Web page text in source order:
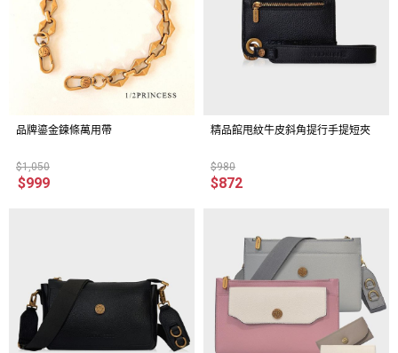
品牌鎏金鍊條萬用帶
$1,050
$999
精品館甩紋牛皮斜角提行手提短夾
$980
$872